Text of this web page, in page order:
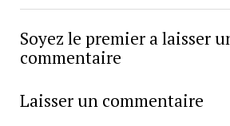
Soyez le premier a laisser
commentaire
Laisser un commentaire